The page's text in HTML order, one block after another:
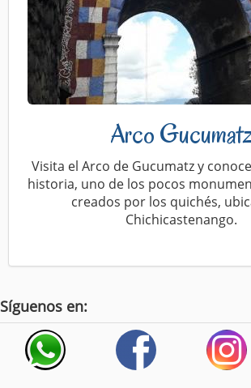
Arco
Visita el Arco de Gucumatz y
historia, uno de los pocos
creados por los quichés,
Chichicastenango.
Síguenos en: